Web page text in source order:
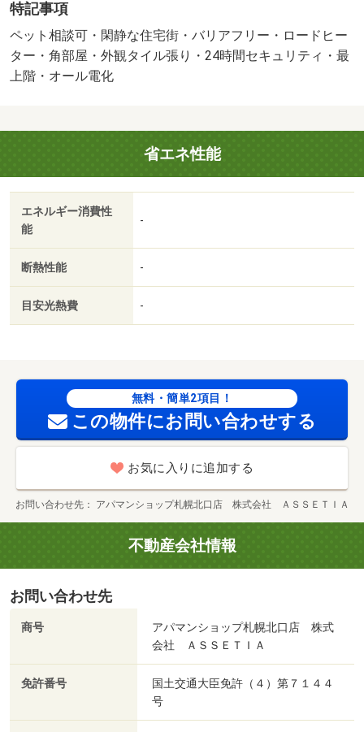
み） 駐車場の空き状況等は ［要確認］ ＮＯ：９
１４５１４６２・賃貸保証等：加入要（ＲＯＯＭ ｉＤ
（エポスカード）利用可。初回保証料は月額家賃等の５
０％、月次保証料は１．５％。大手法人契約の場合は契約
が可能です★他店掲載物件もご紹介可能★ＬＩＮＥ電話や
テレビ電話で実際のお部屋とライブ中継も可能です★初期
費用のカード決済や交渉等お気軽にご相談ください★・バ
イク置場：有・駐輪場：有/カギ交換費 9900円
特記事項
ペット相談可・閑静な住宅街・バリアフリー・ロードヒー
ター・角部屋・外観タイル張り・24時間セキュリティ・最
上階・オール電化
省エネ性能
エネルギー消費性
能
-
断熱性能 -
目安光熱費 -
無料・簡単2項目！
この物件にお問い合わせする
お気に入りに追加する
お問い合わせ先 アパマンショップ札幌北口店 株式会社 ＡＳＳＥＴＩＡ
不動産会社情報
お問い合わせ先
商号
アパマンショップ札幌北口店 株式
会社 ＡＳＳＥＴＩＡ
免許番号
国土交通大臣免許（４）第７１４４
号